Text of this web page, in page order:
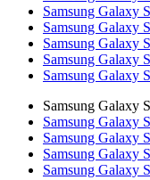
Samsung Galaxy
Samsung Galaxy
Samsung Galaxy
Samsung Galaxy
Samsung Galaxy
Samsung Galaxy
Samsung Galaxy
Samsung Galaxy
Samsung Galaxy
Samsung Galaxy